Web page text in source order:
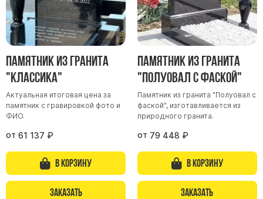
Памятник из гранита
"Классика"
Актуальная итоговая цена за
памятник с гравировкой фото и
ФИО.
от 61 137 ₽
В корзину
Заказать
Памятник из гранита
"Полуовал с фаской"
Памятник из гранита "Полуовал с
фаской", изготавливается из
природного гранита.
от 79 448 ₽
В корзину
Заказать